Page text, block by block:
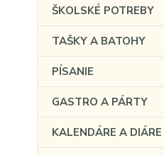
ŠKOLSKÉ POTREBY
TAŠKY A BATOHY
PÍSANIE
GASTRO A PÁRTY
KALENDÁRE A DIÁRE